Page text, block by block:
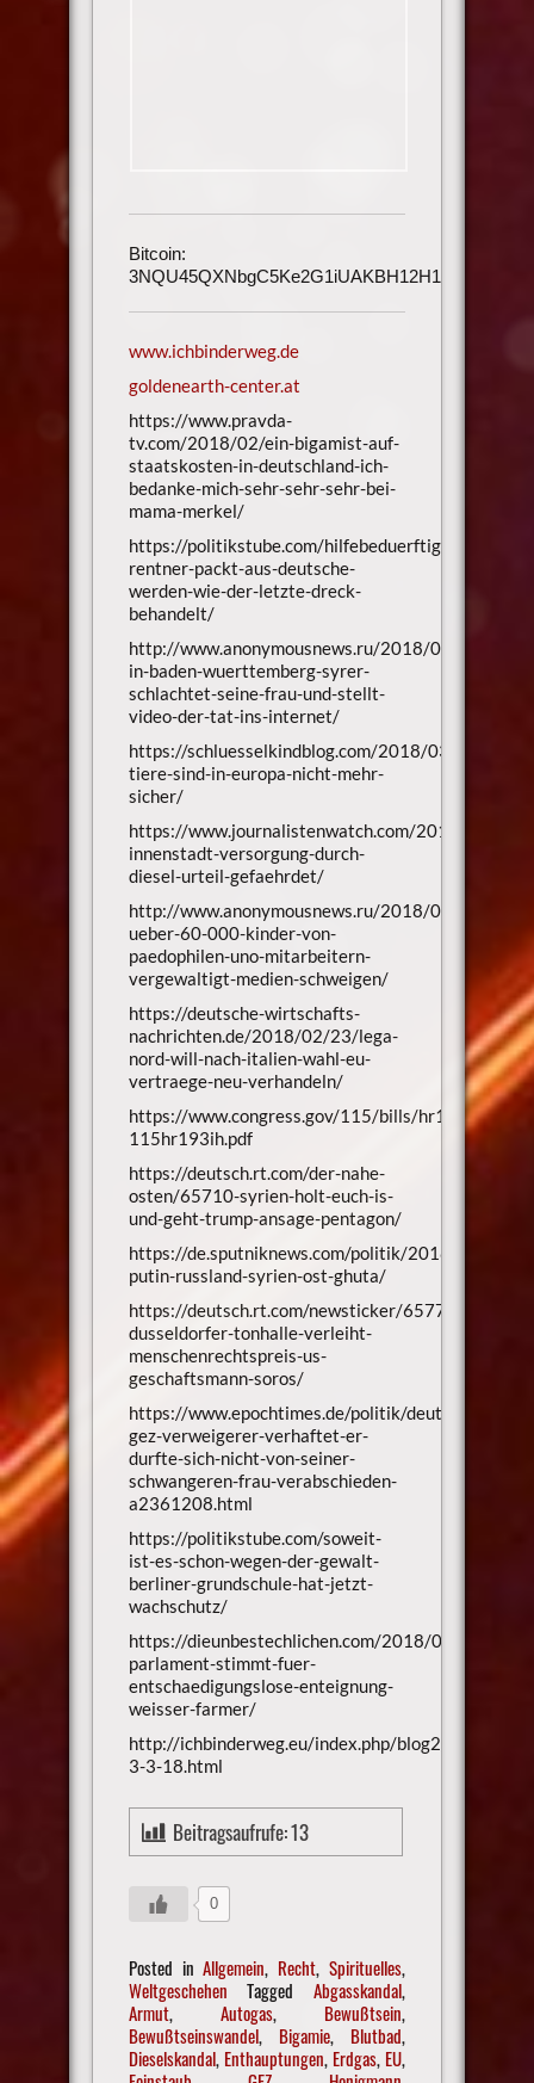
Bitcoin:
3NQU45QXNbgC5Ke2G1iUAKBH12H1h3UmAu
www.ichbinderweg.de
goldenearth-center.at
https://www.pravda-
tv.com/2018/02/ein-bigamist-auf-
staatskosten-in-deutschland-ich-
bedanke-mich-sehr-sehr-sehr-bei-
mama-merkel/
https://politikstube.com/hilfebeduerftiger-
rentner-packt-aus-deutsche-
werden-wie-der-letzte-dreck-
behandelt/
http://www.anonymousnews.ru/2018/03/03/
in-baden-wuerttemberg-syrer-
schlachtet-seine-frau-und-stellt-
video-der-tat-ins-internet/
https://schluesselkindblog.com/2018/03/03/
tiere-sind-in-europa-nicht-mehr-
sicher/
https://www.journalistenwatch.com/2018/02/27/
innenstadt-versorgung-durch-
diesel-urteil-gefaehrdet/
http://www.anonymousnews.ru/2018/02/20/
ueber-60-000-kinder-von-
paedophilen-uno-mitarbeitern-
vergewaltigt-medien-schweigen/
https://deutsche-wirtschafts-
nachrichten.de/2018/02/23/lega-
nord-will-nach-italien-wahl-eu-
vertraege-neu-verhandeln/
https://www.congress.gov/115/bills/hr193/BILLS-
115hr193ih.pdf
https://deutsch.rt.com/der-nahe-
osten/65710-syrien-holt-euch-is-
und-geht-trump-ansage-pentagon/
https://de.sputniknews.com/politik/
putin-russland-syrien-ost-ghuta/
https://deutsch.rt.com/newsticker/65777-
dusseldorfer-tonhalle-verleiht-
menschenrechtspreis-us-
geschaftsmann-soros/
https://www.epochtimes.de/politik/deutschland/
gez-verweigerer-verhaftet-er-
durfte-sich-nicht-von-seiner-
schwangeren-frau-verabschieden-
a2361208.html
https://politikstube.com/soweit-
ist-es-schon-wegen-der-gewalt-
berliner-grundschule-hat-jetzt-
wachschutz/
https://dieunbestechlichen.com/2018/03/
parlament-stimmt-fuer-
entschaedigungslose-enteignung-
weisser-farmer/
http://ichbinderweg.eu/index.php/blog2/id-
3-3-18.html
Beitragsaufrufe:13
0
Posted inAllgemein, Recht,Spirituelles,
Weltgeschehen TaggedAbgasskandal,
Armut, Autogas, Bewußtsein,
Bewußtseinswandel, Bigamie, Blutbad,
Dieselskandal, Enthauptungen, Erdgas, EU,